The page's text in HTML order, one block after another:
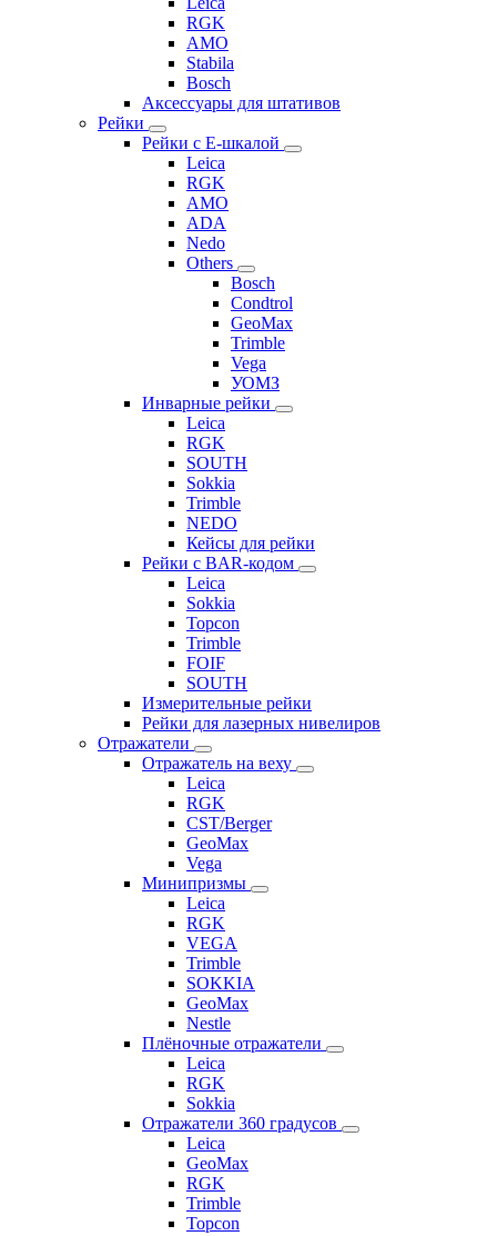
RGK
AMO
Stabila
Bosch
Аксессуары для штативов
Рейки
Рейки с Е-шкалой
Leica
RGK
AMO
ADA
Nedo
Others
Bosch
Condtrol
GeoMax
Trimble
Vega
УОМЗ
Инварные рейки
Leica
RGK
SOUTH
Sokkia
Trimble
NEDO
Кейсы для рейки
Рейки с BAR-кодом
Leica
Sokkia
Topcon
Trimble
FOIF
SOUTH
Измерительные рейки
Рейки для лазерных нивелиров
Отражатели
Отражатель на веху
Leica
RGK
CST/Berger
GeoMax
Vega
Минипризмы
Leica
RGK
VEGA
Trimble
SOKKIA
GeoMax
Nestle
Плёночные отражатели
Leica
RGK
Sokkia
Отражатели 360 градусов
Leica
GeoMax
RGK
Trimble
Topcon